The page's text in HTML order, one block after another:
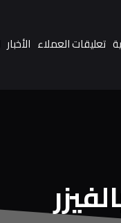
تعليقات العملاء الأخبار